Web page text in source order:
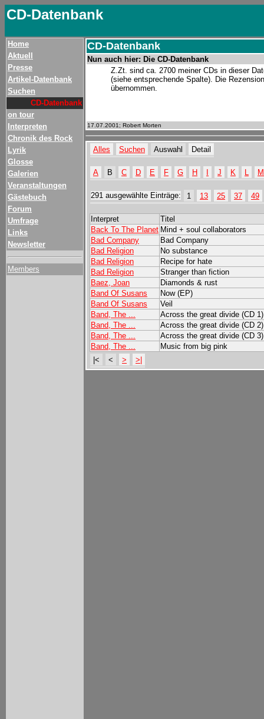
CD-Datenbank
Home
Aktuell
Presse
Artikel-Datenbank
Suchen
CD-Datenbank
on tour
Interpreten
Chronik des Rock
Lyrik
Glosse
Galerien
Veranstaltungen
Gästebuch
Forum
Umfrage
Links
Newsletter
Members
CD-Datenbank
Nun auch hier: Die CD-Datenbank
Z.Zt. sind ca. 2700 meiner CDs in dieser
(siehe entsprechende Spalte). Die
übernommen.
17.07.2001; Robert Morten
Alles Suchen Auswahl Detail
A B C D E F G H J K L M
291 ausgewählte Einträge: 1 13 25 37 49
Interpret
Titel
Back To The Planet Mind + soul collaborators
Bad Company
Bad Company
Bad Religion
No substance
Bad Religion
Recipe for hate
Bad Religion
Stranger than fiction
Baez, Joan
Diamonds & rust
Band Of Susans
Now (EP)
Band Of Susans
Veil
Band, The ...
Across the great divide (CD
Band, The ...
Across the great divide (CD
Band, The ...
Across the great divide (CD
Band, The ...
Music from big pink
|<
< > >|